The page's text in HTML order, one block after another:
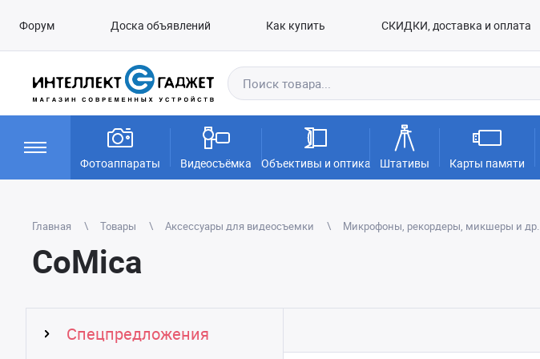
Форум Доска объявлений Как купить СКИДКИ, доставка и оплата
Фотоаппараты Видеосъёмка Объективы и оптика Штативы Карты памяти
Главная Товары Аксессуары для видеосъемки Микрофоны, рекордеры, микшеры и др.
CoMica
Спецпредложения